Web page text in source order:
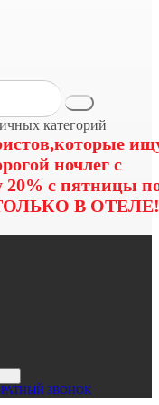
категорий
ночлег с
20% с пятницы
ТОЛЬКО В ОТЕЛЕ!
ЗВОНОК